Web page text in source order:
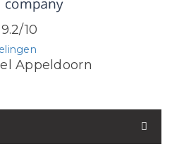
Appeldoorn
9.2/10